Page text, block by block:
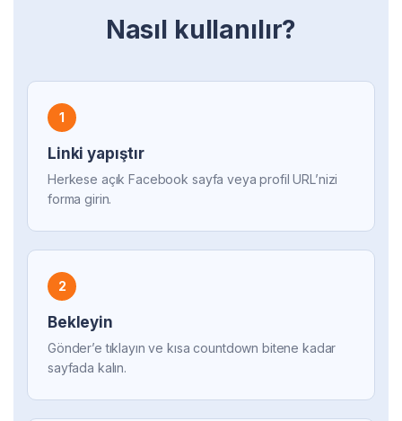
Nasıl kullanılır?
1
Linki yapıştır
Herkese açık Facebook sayfa veya profil URL’nizi
forma girin.
2
Bekleyin
Gönder’e tıklayın ve kısa countdown bitene kadar
sayfada kalın.